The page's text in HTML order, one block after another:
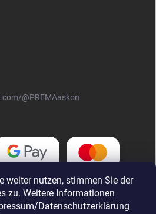
weiter nutzen, stimmen Sie der
zu. Weitere Informationen
Datenschutzerklärung
@PREMAaskon